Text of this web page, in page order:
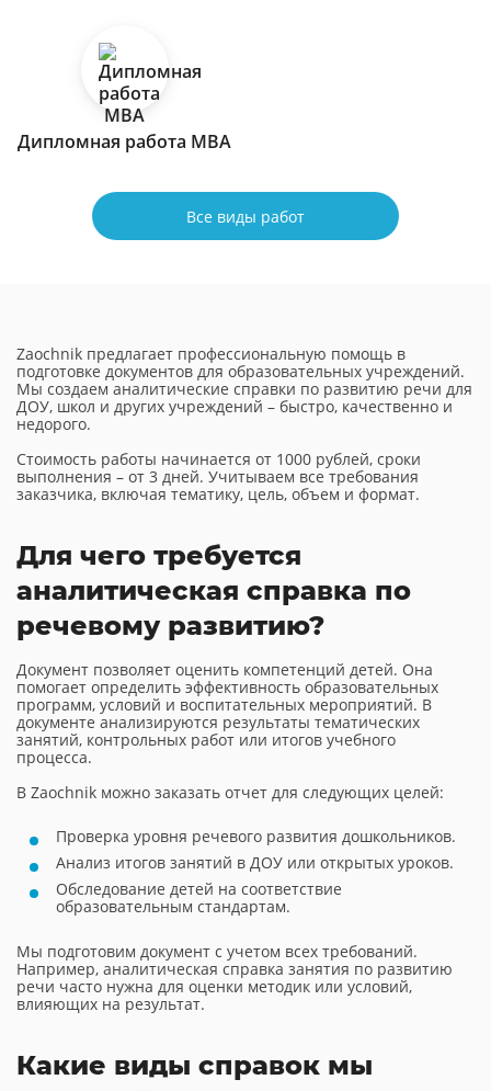
Дипломная работа МВА
Все виды работ
Zaochnik предлагает профессиональную помощь в
подготовке документов для образовательных учреждений.
Мы создаем аналитические справки по развитию речи для
ДОУ, школ и других учреждений – быстро, качественно и
недорого.
Стоимость работы начинается от 1000 рублей, сроки
выполнения – от 3 дней. Учитываем все требования
заказчика, включая тематику, цель, объем и формат.
Для чего требуется
аналитическая справка по
речевому развитию?
Документ позволяет оценить компетенций детей. Она
помогает определить эффективность образовательных
программ, условий и воспитательных мероприятий. В
документе анализируются результаты тематических
занятий, контрольных работ или итогов учебного
процесса.
В Zaochnik можно заказать отчет для следующих целей:
Проверка уровня речевого развития дошкольников.
Анализ итогов занятий в ДОУ или открытых уроков.
Обследование детей на соответствие
образовательным стандартам.
Мы подготовим документ с учетом всех требований.
Например, аналитическая справка занятия по развитию
речи часто нужна для оценки методик или условий,
влияющих на результат.
Какие виды справок мы